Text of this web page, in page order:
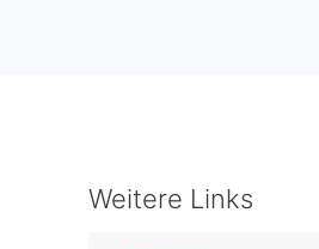
Weitere Links